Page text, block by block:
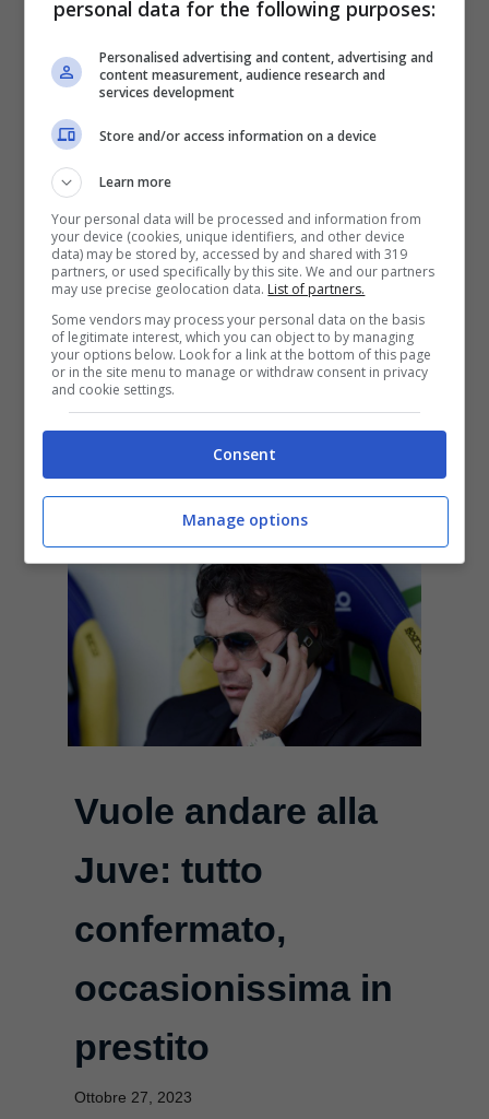
trema: assalto di
due big di Premier
Ottobre 27, 2023
Juve: due big di Premier League
sono pronte all’assalto per arrivare
alla giovane promessa bianconera
Cristiano ...
Leggi Tutto
Vuole andare alla
Juve: tutto
confermato,
occasionissima in
prestito
Ottobre 27, 2023
personal data for the following purposes:
Personalised advertising and content, advertising and
content measurement, audience research and
services development
Store and/or access information on a device
Learn more
Your personal data will be processed and information from
your device (cookies, unique identifiers, and other device
data) may be stored by, accessed by and shared with 319
partners, or used specifically by this site. We and our partners
may use precise geolocation data. List of partners.
Some vendors may process your personal data on the basis
of legitimate interest, which you can object to by managing
your options below. Look for a link at the bottom of this page
or in the site menu to manage or withdraw consent in privacy
and cookie settings.
Consent
Manage options